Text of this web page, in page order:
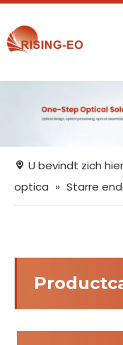
U bevindt zich
optica » Starre